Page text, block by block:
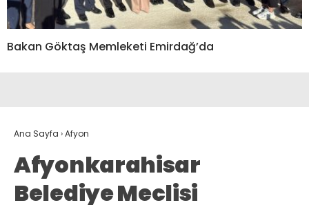
Bakan Göktaş Memleketi Emirdağ’da
Ana Sayfa ›Afyon
Afyonkarahisar
Belediye Meclisi